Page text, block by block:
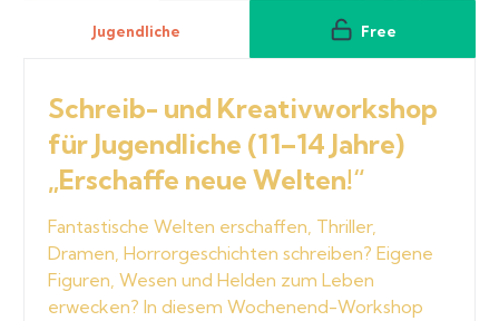
Jugendliche Free
Schreib- und Kreativworkshop
für Jugendliche (11–14 Jahre)
„Erschaffe neue Welten!“
Fantastische Welten erschaffen, Thriller,
Dramen, Horrorgeschichten schreiben? Eigene
Figuren, Wesen und Helden zum Leben
erwecken? In diesem Wochenend-Workshop